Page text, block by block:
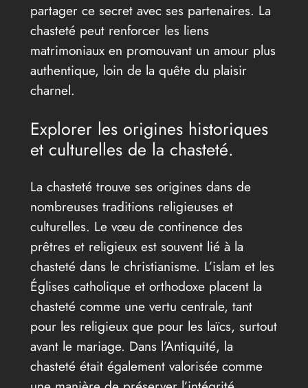
partager ce secret avec ses partenaires. La
chasteté peut renforcer les liens
matrimoniaux en promouvant un amour plus
authentique, loin de la quête du plaisir
charnel.
Explorer les origines historiques
et culturelles de la chasteté.
La chasteté trouve ses origines dans de
nombreuses traditions religieuses et
culturelles. Le vœu de continence des
prêtres et religieux est souvent lié à la
chasteté dans le christianisme. L’islam et les
Églises catholique et orthodoxe placent la
chasteté comme une vertu centrale, tant
pour les religieux que pour les laïcs, surtout
avant le mariage. Dans l’Antiquité, la
chasteté était également valorisée comme